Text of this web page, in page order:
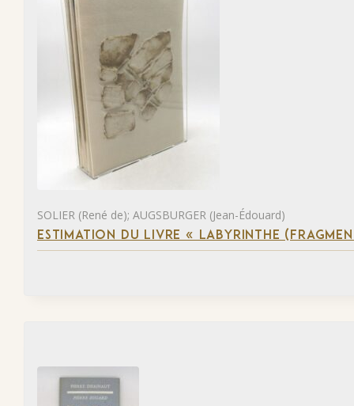
SOLIER (René de); AUGSBURGER (Jean-Édouard)
ESTIMATION DU LIVRE « LABYRINTHE